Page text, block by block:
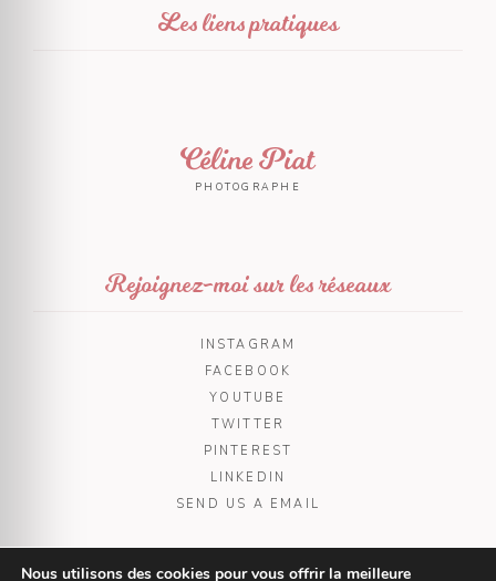
Les liens pratiques
Céline Piat
PHOTOGRAPHE
Rejoignez-moi sur les réseaux
INSTAGRAM
FACEBOOK
YOUTUBE
TWITTER
PINTEREST
LINKEDIN
SEND US A EMAIL
Nous utilisons des cookies pour vous offrir la meilleure